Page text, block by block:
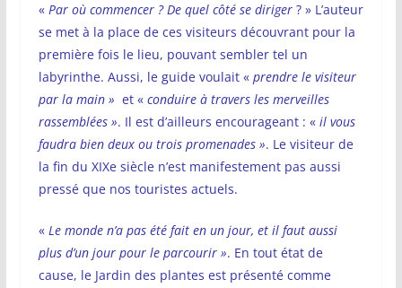
« Par où commencer ? De quel côté se diriger? » L’auteur
se met à la place de ces visiteurs découvrant pour la
première fois le lieu, pouvant sembler tel un
labyrinthe. Aussi, le guide voulait « prendre le visiteur
par la main » et « conduire à travers les merveilles
rassemblées ». Il est d’ailleurs encourageant : « il vous
faudra bien deux ou trois promenades ». Le visiteur de
la fin du XIXe siècle n’est manifestement pas aussi
pressé que nos touristes actuels.
« Le monde n’a pas été fait en un jour, et il faut aussi
plus d’un jour pour le parcourir ». En tout état de
cause, le Jardin des plantes est présenté comme